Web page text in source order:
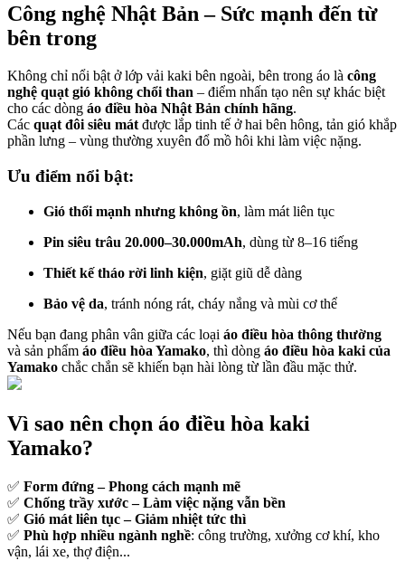
Công nghệ Nhật Bản – Sức mạnh đến từ
bên trong
Không chỉ nổi bật ở lớp vải kaki bên ngoài, bên trong áo là công
nghệ quạt gió không chổi than – điểm nhấn tạo nên sự khác biệt
cho các dòng áo điều hòa Nhật Bản chính hãng.
Các quạt đôi siêu mátđược lắp tinh tế ở hai bên hông, tản gió khắp
phần lưng – vùng thường xuyên đổ mồ hôi khi làm việc nặng.
Ưu điểm nổi bật:
Gió thổi mạnh nhưng không ồn, làm mát liên tục
Pin siêu trâu 20.000–30.000mAh, dùng từ 8–16 tiếng
Thiết kế tháo rời linh kiện, giặt giũ dễ dàng
Bảo vệ da, tránh nóng rát, cháy nắng và mùi cơ thể
Nếu bạn đang phân vân giữa các loại áo điều hòa thông thường
và sản phẩm áo điều hòa Yamako, thì dòng áo điều hòa kaki của
Yamako chắc chắn sẽ khiến bạn hài lòng từ lần đầu mặc thử.
Vì sao nên chọn áo điều hòa kaki
Yamako?
✅ Form đứng – Phong cách mạnh mẽ
✅ Chống trầy xước – Làm việc nặng vẫn bền
✅ Gió mát liên tục – Giảm nhiệt tức thì
✅ Phù hợp nhiều ngành nghề: công trường, xưởng cơ khí, kho
vận, lái xe, thợ điện...